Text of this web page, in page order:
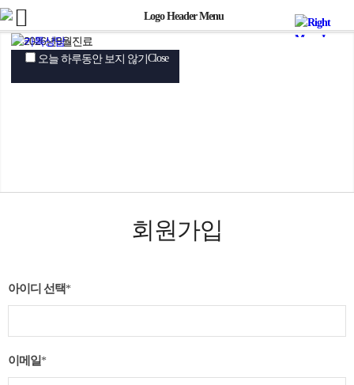
회원가입
아이디 선택*
이메일*
오늘 하루동안 보지 않기 Close
오늘 하루동안 보지 않기 Close
오늘 하루동안 보지 않기 Close